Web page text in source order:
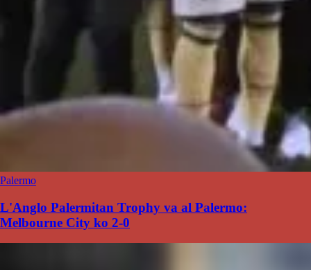
Palermo
L'Anglo Palermitan Trophy va al Palermo:
Melbourne City ko 2-0